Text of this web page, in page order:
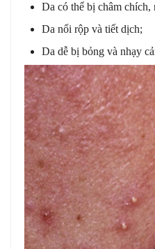
Da có thể bị châm chích,
Da nổi rộp và tiết dịch;
Da dễ bị bỏng và nhạy